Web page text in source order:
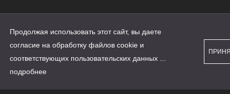
данных
сайте наш.дом.рф
публичной офертой
Продолжая использовать этот сайт, вы даете
согласие на обработку файлов cookie и
соответствующих пользовательских данных
подробнее